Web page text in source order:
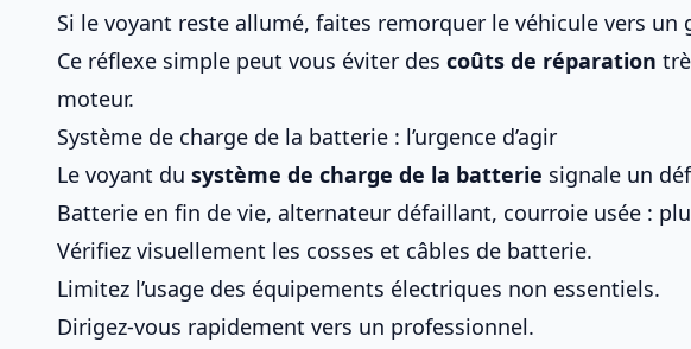
Si le voyant reste allumé, faites remorquer le véhicule vers un
Ce réflexe simple peut vous éviter des coûts de réparation
moteur.
Système de charge de la batterie : l’urgence d’agir
Le voyant du système de charge de la batterie signale un
Batterie en fin de vie, alternateur défaillant, courroie usée :
Vérifiez visuellement les cosses et câbles de batterie.
Limitez l’usage des équipements électriques non essentiels.
Dirigez-vous rapidement vers un professionnel.